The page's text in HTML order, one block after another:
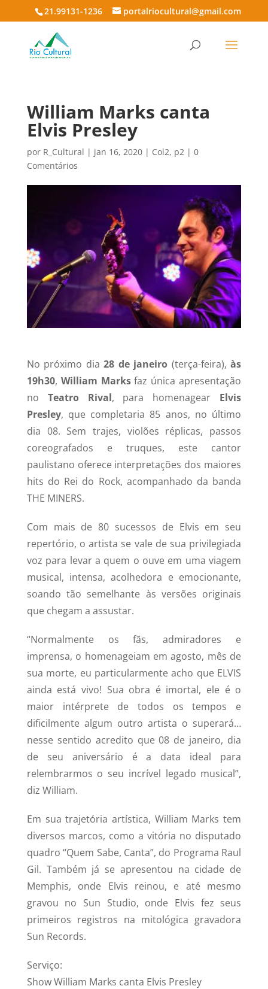
21.99131-1236 portalriocultural@gmail.com
William Marks canta
Elvis Presley
por R_Cultural | jan 16, 2020| Col2, p2| 0
Comentários
No próximo dia28 de janeiro (terça-feira),às
19h30, William Marksfaz única apresentação
no Teatro Rival, para homenagear Elvis
Presley, que completaria 85 anos, no último
dia 08. Sem trajes, violões réplicas, passos
coreografados e truques, este cantor
paulistano oferece interpretações dos maiores
hits do Rei do Rock, acompanhado da banda
THE MINERS.
Com mais de 80 sucessos de Elvis em seu
repertório, o artista se vale de sua privilegiada
voz para levar a quem o ouve em uma viagem
musical, intensa, acolhedora e emocionante,
soando tão semelhante às versões originais
que chegam a assustar.
“Normalmente os fãs, admiradores e
imprensa, o homenageiam em agosto, mês de
sua morte, eu particularmente acho que ELVIS
ainda está vivo! Sua obra é imortal, ele é o
maior intérprete de todos os tempos e
dificilmente algum outro artista o superará…
nesse sentido acredito que 08 de janeiro, dia
de seu aniversário é a data ideal para
relembrarmos o seu incrível legado musical”,
diz William.
Em sua trajetória artística, William Marks tem
diversos marcos, como a vitória no disputado
quadro “Quem Sabe, Canta”, do Programa Raul
Gil. Também já se apresentou na cidade de
Memphis, onde Elvis reinou, e até mesmo
gravou no Sun Studio, onde Elvis fez seus
primeiros registros na mitológica gravadora
Sun Records.
Serviço:
Show William Marks canta Elvis Presley